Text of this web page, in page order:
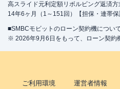
高スライド元利定額リボルビング返済
14年6ヶ月（1～151回）【担保・連帯
■SMBCモビットのローン契約機につい
※ 2026年9月6日をもって、ローン契約
ご利用環境 運営者情報